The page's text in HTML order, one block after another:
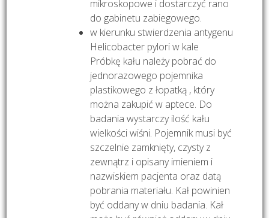
mikroskopowe i dostarczyć rano
do gabinetu zabiegowego.
w kierunku stwierdzenia antygenu
Helicobacter pylori w kale
Próbkę kału należy pobrać do
jednorazowego pojemnika
plastikowego z łopatką , który
można zakupić w aptece. Do
badania wystarczy ilość kału
wielkości wiśni. Pojemnik musi być
szczelnie zamknięty, czysty z
zewnątrz i opisany imieniem i
nazwiskiem pacjenta oraz datą
pobrania materiału. Kał powinien
być oddany w dniu badania. Kał